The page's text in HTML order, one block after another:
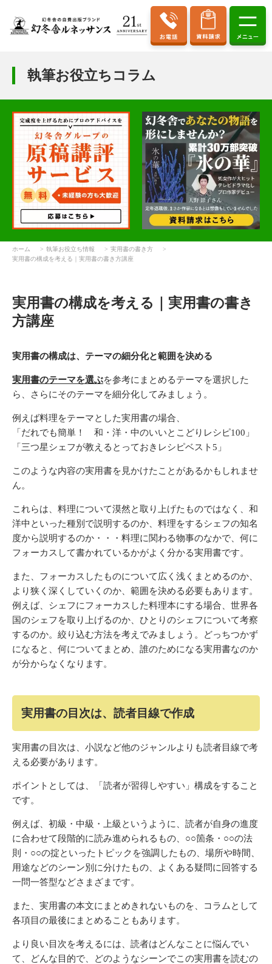
執筆お役立ちコラム
ホーム 執筆お役立ち情報
実用書の書き方
実用書の構成を考える｜実用書の書き方講座
実用書の構成を考える｜実用書の書き
方講座
実用書の構成は、テーマの細分化と範囲を決める
実用書のテーマを選ぶを参考にまとめるテーマを選択した
ら、さらにそのテーマを細分化してみましょう。
例えば料理をテーマとした実用書の場合、
「だれでも簡単！ 和・洋・中のいいとこどりレシピ100」
「三つ星シェフが教えるとっておきレシピベスト5」
このような内容の実用書を見かけたことがあるかもしれませ
ん。
これらは、料理について漠然と取り上げたものではなく、和
洋中といった種別で説明するのか、料理をするシェフの知名
度から説明するのか・・・料理に関わる物事のなかで、何に
フォーカスして書かれているかがよく分かる実用書です。
また、フォーカスしたものについて広く浅くまとめるのか、
より狭く深くしていくのか、範囲を決める必要もあります。
例えば、シェフにフォーカスした料理本にする場合、世界各
国のシェフを取り上げるのか、ひとりのシェフについて考察
するのか。絞り込む方法を考えでみましょう。どっちつかず
になると、何についてまとめ、誰のためになる実用書なのか
が分からなくなります。
実用書の目次は、読者目線で作成
実用書の目次は、小説など他のジャンルよりも読者目線で考
える必要があります。
ポイントとしては、「読者が習得しやすい」構成をすること
です。
例えば、初級・中級・上級というように、読者が自身の進度
に合わせて段階的に読み進められるもの、○○箇条・○○の法
則・○○の掟といったトピックを強調したもの、場所や時間、
用途などのシーン別に分けたもの、よくある疑問に回答する
一問一答型などさまざまです。
また、実用書の本文にまとめきれないものを、コラムとして
各項目の最後にまとめることもあります。
より良い目次を考えるには、読者はどんなことに悩んでい
て、どんな目的で、どのようなシーンでこの実用書を読むの